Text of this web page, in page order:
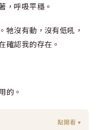
，呼吸平穩。
牠沒有動，沒有低吼，
確認我的存在。
的。
點開看 ▾